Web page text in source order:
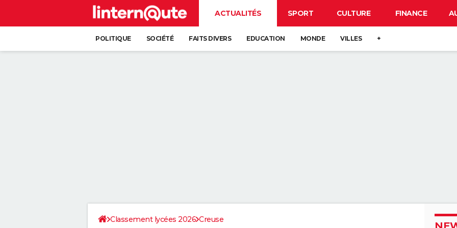
ACTUALITÉS SPORT CULTURE FINANCE
POLITIQUE SOCIÉTÉ FAITS DIVERS EDUCATION MONDE VILLES +
Classement lycées 2026 Creuse